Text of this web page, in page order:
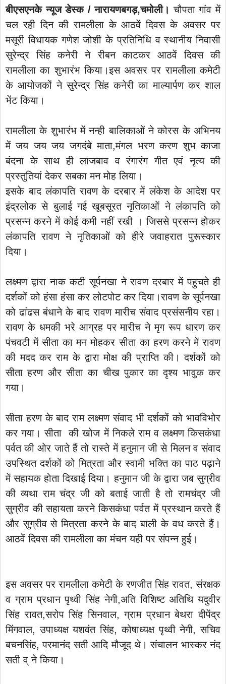
बीएसएनके न्यूज डेस्क / नारायणबगड़,चमोली। चौपता गांव में
चल रही दिन की रामलीला के आठवें दिवस के अवसर पर
मसूरी विधायक गणेश जोशी के प्रतिनिधि व स्थानीय निवासी
सुरेन्द्र सिंह कनेरी ने रीबन काटकर आठवें दिवस की
रामलीला का शुभारंभ किया।इस अवसर पर रामलीला कमेटी
के आयोजकों ने सुरेन्द्र सिंह कनेरी का माल्यार्पण कर शाल
भेंट किया।
रामलीला के शुभारंभ में नन्ही बालिकाओं ने कोरस के अभिनय
में जय जय जय जगदंबे माता,मंगल भरण करण शुभ काजा
बंदना के साथ ही लाजबाव व रंगारंग गीत एवं नृत्य की
प्रस्तुतियां देकर सबका मन मोह लिया।
इसके बाद लंकापति रावण के दरबार में लंकेश के आदेश पर
इंद्रलोक से बुलाई गई खूबसूरत नृतिकाओं ने लंकापति को
प्रसन्न करने में कोई कमी नहीं रखी । जिससे प्रसन्न होकर
लंकापति रावण ने नृतिकाओं को हीरे जवाहरात पुरूस्कार
दिया।
लक्ष्मण द्वारा नाक कटी सूर्पनखा ने रावण दरबार में पहुचते ही
दर्शकों को हंसा हंसा कर लोटपोट कर दिया।रावण के सूर्पनखा
को ढांढस बंधाने के बाद रावण मारीच संवाद प्रसंसनीय रहा।
रावण के धमकी भरे आग्रह पर मारीच ने मृग रूप धारण कर
पंचवटी में सीता का मन मोहकर सीता का हरण करने में रावण
की मदद कर राम के द्वारा मोक्ष की प्राप्ति की। दर्शकों को
सीता हरण और सीता का चीख पुकार का दृश्य भावुक कर
गया।
सीता हरण के बाद राम लक्ष्मण संवाद भी दर्शकों को भावविभोर
कर गया। सीता की खोज में निकले राम व लक्ष्मण किसकंधा
पर्वत की ओर जाते हैं तो रास्ते में हनुमान जी से मिलन व संवाद
उपस्थित दर्शकों को मित्रता और स्वामी भक्ति का पाठ पढ़ाने
में सहायक होता दिखाई दिया। हनुमान जी के द्वारा जब सुग्रीव
की व्यथा राम चंद्र जी को बताई जाती है तो रामचंद्र जी
सुग्रीव की सहायता करने किसकंधा पर्वत में प्रस्थान करते हैं
और सुग्रीव से मित्रता करने के बाद बाली के वध करते हैं।
आठवें दिवस की रामलीला का मंचन यही पर संपन्न हुई।
इस अवसर पर रामलीला कमेटी के रणजीत सिंह रावत, संरक्षक
व ग्राम प्रधान पृथ्वी सिंह नेगी,अति विशिष्ट अतिथि यदुवीर
सिंह रावत,सरोप सिंह सिनवाल, ग्राम प्रधान बेथरा दीपेंद्र
मिंगवाल, उपाध्यक्ष यशवंत सिंह, कोषाध्यक्ष पृथ्वी नेगी, सचिव
बचनसिंह, परमानंद सती आदि मौजूद थे। संचालन भास्कर नंद
सती व् ने किया।